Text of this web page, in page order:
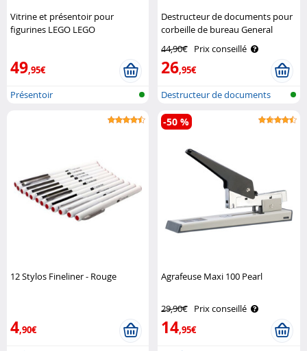
Vitrine et présentoir pour
figurines LEGO LEGO
49,95€
Présentoir
Destructeur de documents pour
corbeille de bureau General
44,90€ Prix conseillé
26,95€
Destructeur de documents
12 Stylos Fineliner - Rouge
4,90€
Agrafeuse Maxi 100 Pearl
29,90€ Prix conseillé
14,95€
-50 %